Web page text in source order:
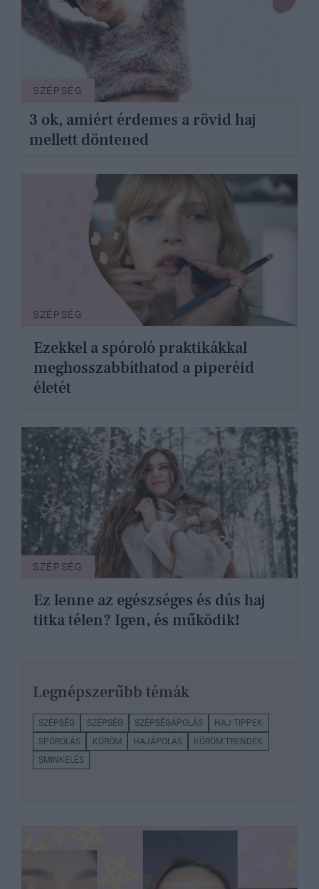
SZÉPSÉG
3 ok, amiért érdemes a rövid haj
mellett döntened
SZÉPSÉG
Ezekkel a spóroló praktikákkal
meghosszabbíthatod a piperéid
életét
SZÉPSÉG
Ez lenne az egészséges és dús haj
titka télen? Igen, és működik!
Legnépszerűbb témák
SZÉPSÉG SZÉPSÉG SZÉPSÉGÁPOLÁS
HAJ TIPPEK
SPÓROLÁS
KÖRÖM HAJÁPOLÁS
KÖRÖM TRENDEK
SMINKELÉS